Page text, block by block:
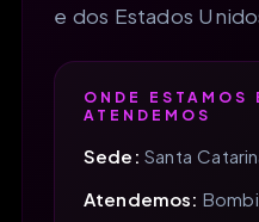
e dos Estados
ONDE ESTAMOS
ATENDEMOS
Sede: Santa
Atendemos: